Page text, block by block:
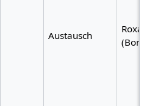
Austausch